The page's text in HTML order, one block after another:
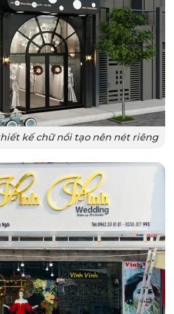
kế chữ nổi tạo nên nét riêng